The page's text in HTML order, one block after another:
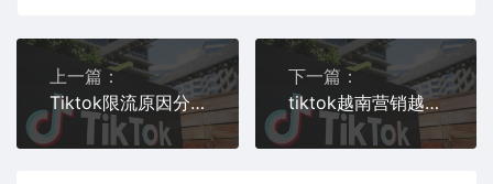
上一篇：
Tiktok限流原因分析及解决办法
下一篇：
tiktok越南营销越做越好的秘诀要点总结